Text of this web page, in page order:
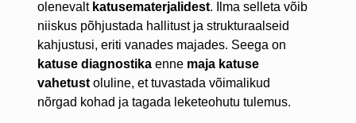
olenevalt katusematerjalidest. Ilma selleta võib
niiskus põhjustada hallitust ja strukturaalseid
kahjustusi, eriti vanades majades. Seega on
katuse diagnostikaenne maja katuse
vahetustoluline, et tuvastada võimalikud
nõrgad kohad ja tagada leketeohutu tulemus.